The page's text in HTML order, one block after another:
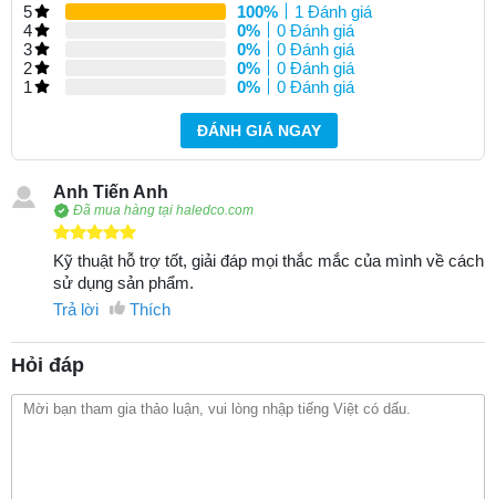
5 100%
1 Đánh giá
4
0%
0 Đánh giá
3
0%
0 Đánh giá
2
0%
0 Đánh giá
1
0% 0 Đánh giá
ĐÁNH GIÁ NGAY
Anh Tiến Anh
Đã mua hàng tại haledco.com
Kỹ thuật hỗ trợ tốt, giải đáp mọi thắc mắc của mình về cách
sử dụng sản phẩm.
Trả lời
Thích
Hỏi đáp